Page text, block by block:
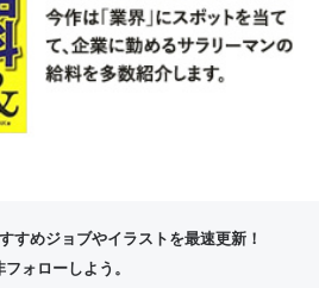
すめジョブやイラストを最速更新！
フォローしよう。